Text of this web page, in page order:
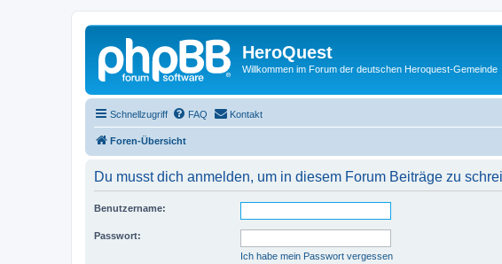
HeroQuest
Willkommen im Forum der deutschen Heroquest-Gemeinde
Schnellzugriff FAQ Kontakt
Foren-Übersicht
Du musst dich anmelden, um in diesem Forum Beiträge zu
Benutzername:
Passwort:
Ich habe mein Passwort vergessen